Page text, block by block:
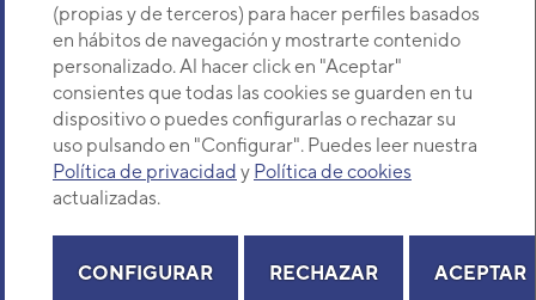
(propias y de terceros) para hacer perfiles basados
en hábitos de navegación y mostrarte contenido
personalizado. Al hacer click en "Aceptar"
consientes que todas las cookies se guarden en tu
dispositivo o puedes configurarlas o rechazar su
uso pulsando en "Configurar". Puedes leer nuestra
Política de privacidad y Política de cookies
actualizadas.
CONFIGURAR RECHAZAR ACEPTAR
1(current)
2 3
Los más populares en esta categoría